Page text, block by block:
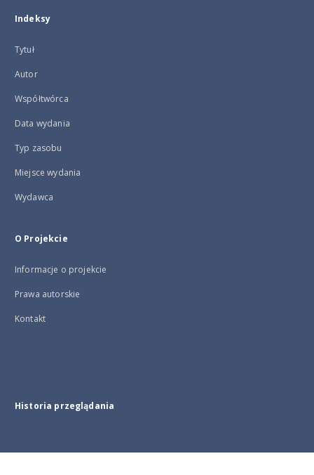
Indeksy
Tytuł
Autor
Współtwórca
Data wydania
Typ zasobu
Miejsce wydania
Wydawca
O Projekcie
Informacje o projekcie
Prawa autorskie
Kontakt
Historia przeglądania